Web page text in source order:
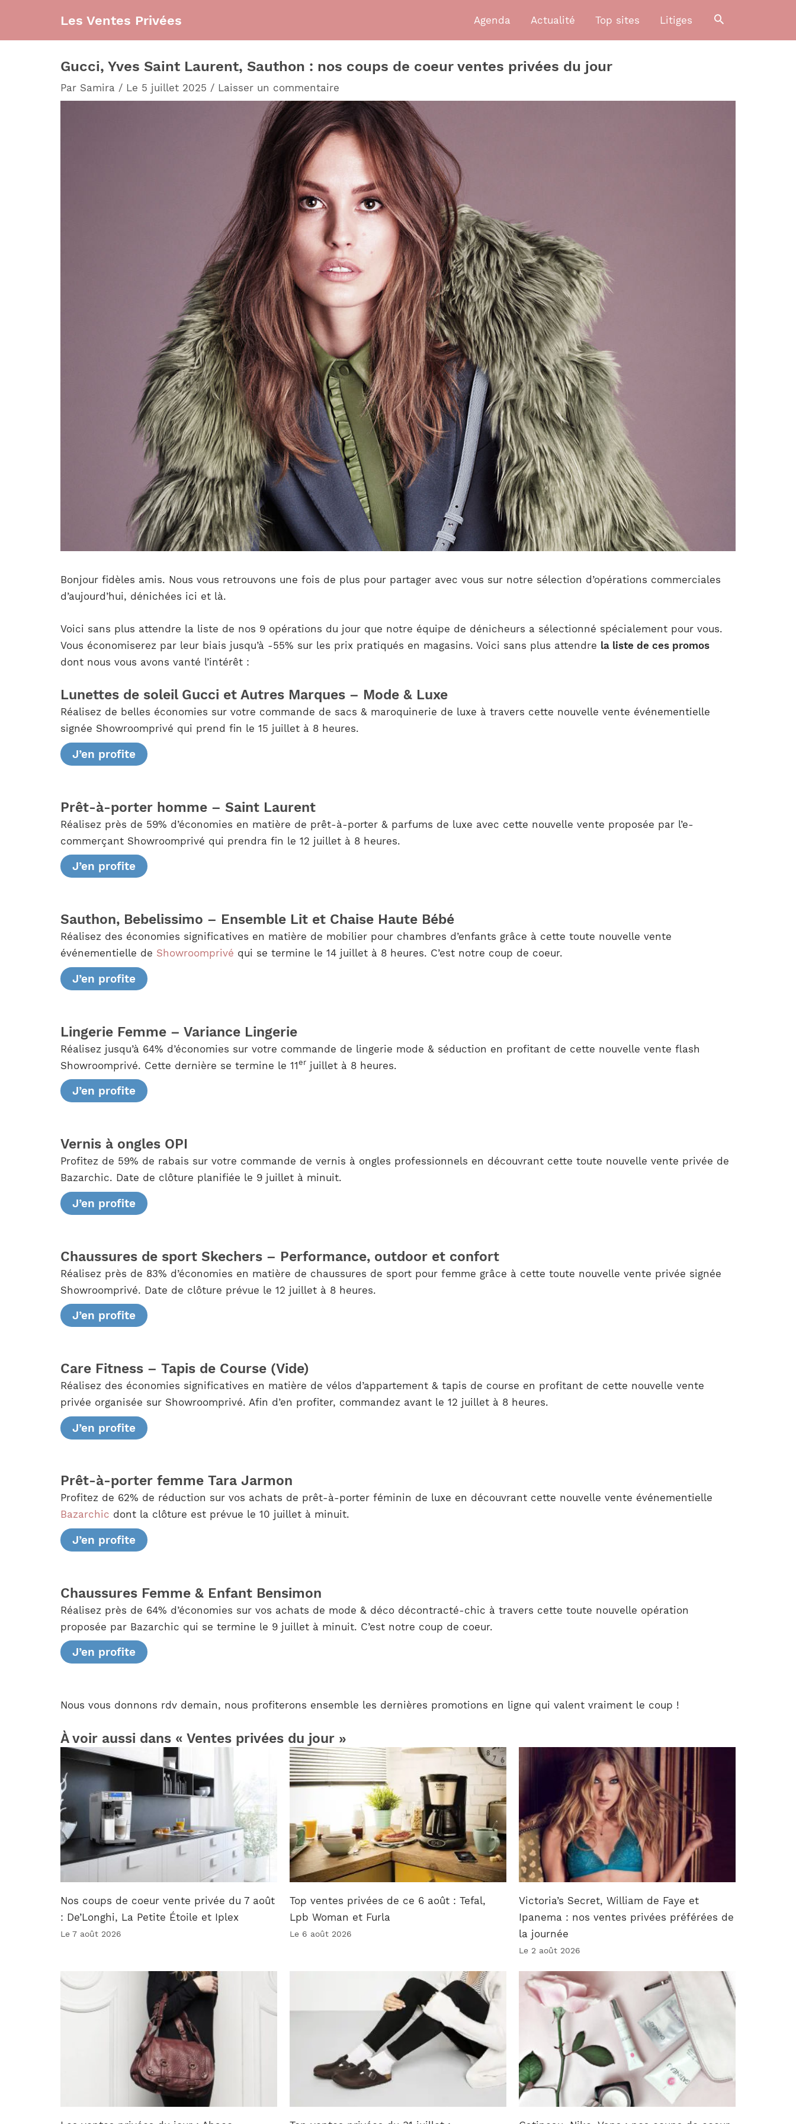
contenu
Les Ventes Privées Agenda Actualité Top sites Litiges
Gucci, Yves Saint Laurent, Sauthon : nos coups de coeur ventes privées du jour
Par Samira / Le 5 juillet 2025 / Laisser un commentaire
Bonjour fidèles amis. Nous vous retrouvons une fois de plus pour partager avec vous sur notre sélection d’opérations commerciales
d’aujourd’hui, dénichées ici et là.
Voici sans plus attendre la liste de nos 9 opérations du jour que notre équipe de dénicheurs a sélectionné spécialement pour vous.
Vous économiserez par leur biais jusqu’à -55% sur les prix pratiqués en magasins. Voici sans plus attendre la liste de ces promos
dont nous vous avons vanté l’intérêt :
Lunettes de soleil Gucci et Autres Marques – Mode & Luxe
Réalisez de belles économies sur votre commande de sacs & maroquinerie de luxe à travers cette nouvelle vente événementielle
signée Showroomprivé qui prend fin le 15 juillet à 8 heures.
J’en profite
Prêt-à-porter homme – Saint Laurent
Réalisez près de 59% d’économies en matière de prêt-à-porter & parfums de luxe avec cette nouvelle vente proposée par l’e-
commerçant Showroomprivé qui prendra fin le 12 juillet à 8 heures.
J’en profite
Sauthon, Bebelissimo – Ensemble Lit et Chaise Haute Bébé
Réalisez des économies significatives en matière de mobilier pour chambres d’enfants grâce à cette toute nouvelle vente
événementielle de Showroomprivé qui se termine le 14 juillet à 8 heures. C’est notre coup de coeur.
J’en profite
Lingerie Femme – Variance Lingerie
Réalisez jusqu’à 64% d’économies sur votre commande de lingerie mode & séduction en profitant de cette nouvelle vente flash
Showroomprivé. Cette dernière se termine le 11er juillet à 8 heures.
J’en profite
Vernis à ongles OPI
Profitez de 59% de rabais sur votre commande de vernis à ongles professionnels en découvrant cette toute nouvelle vente privée de
Bazarchic. Date de clôture planifiée le 9 juillet à minuit.
J’en profite
Chaussures de sport Skechers – Performance, outdoor et confort
Réalisez près de 83% d’économies en matière de chaussures de sport pour femme grâce à cette toute nouvelle vente privée signée
Showroomprivé. Date de clôture prévue le 12 juillet à 8 heures.
J’en profite
Care Fitness – Tapis de Course (Vide)
Réalisez des économies significatives en matière de vélos d’appartement & tapis de course en profitant de cette nouvelle vente
privée organisée sur Showroomprivé. Afin d’en profiter, commandez avant le 12 juillet à 8 heures.
J’en profite
Prêt-à-porter femme Tara Jarmon
Profitez de 62% de réduction sur vos achats de prêt-à-porter féminin de luxe en découvrant cette nouvelle vente événementielle
Bazarchic dont la clôture est prévue le 10 juillet à minuit.
J’en profite
Chaussures Femme & Enfant Bensimon
Réalisez près de 64% d’économies sur vos achats de mode & déco décontracté-chic à travers cette toute nouvelle opération
proposée par Bazarchic qui se termine le 9 juillet à minuit. C’est notre coup de coeur.
J’en profite
Nous vous donnons rdv demain, nous profiterons ensemble les dernières promotions en ligne qui valent vraiment le coup !
À voir aussi dans « Ventes privées du jour »
Nos coups de coeur vente privée du 7 août
: De’Longhi, La Petite Étoile et Iplex
Le 7 août 2026
Top ventes privées de ce 6 août : Tefal,
Lpb Woman et Furla
Le 6 août 2026
Victoria’s Secret, William de Faye et
Ipanema : nos ventes privées préférées de
la journée
Le 2 août 2026